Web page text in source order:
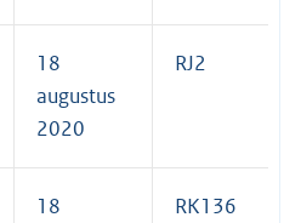
18
augustus
2020
RJ2
18
RK136